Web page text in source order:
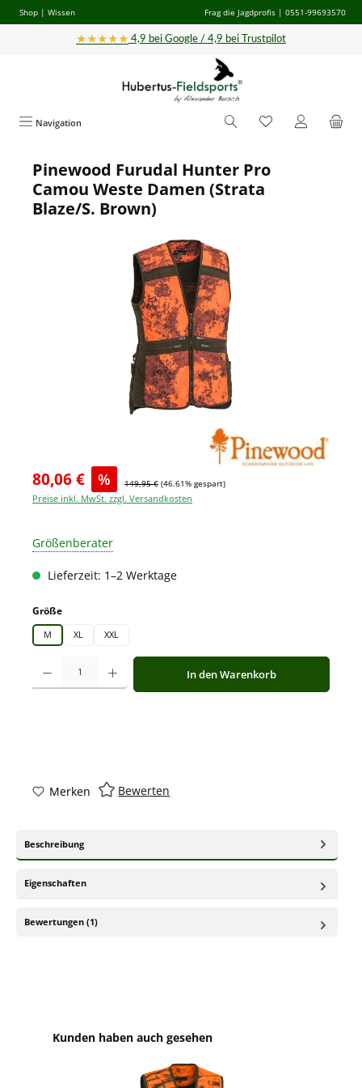
Zum Hauptinhalt springen
Shop | Wissen Frag die Jagdprofis | 0551-99693570
★★★★★ 4,9 bei Google / 4,9 bei Trustpilot
Navigation
Bildergalerie überspringen
Pinewood Furudal Hunter Pro
Camou Weste Damen (Strata
Blaze/S. Brown)
80,06 € % 149,95 € (46.61% gespart)
Preise inkl. MwSt. zzgl. Versandkosten
Größenberater
Lieferzeit: 1–2 Werktage
Größeauswählen
M XL XXL
Produkt Anzahl: Gib den gewünschten Wert ein oder benutze die
In den Warenkorb
Merken Bewerten
Beschreibung
Eigenschaften
Bewertungen (1)
Produktgalerie überspringen
Kunden haben auch gesehen